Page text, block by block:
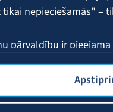
nepieciešamās" –
pārvaldību ir pieejama